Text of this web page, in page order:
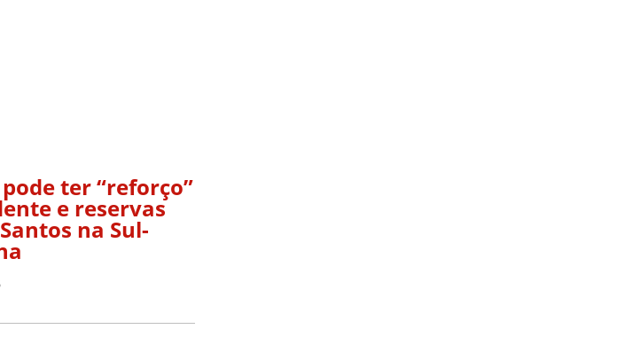
ter “reforço”
e reservas
na Sul-